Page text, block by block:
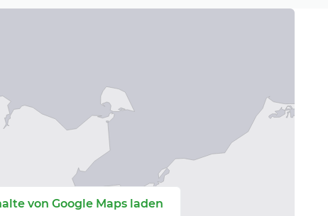
Angebot bietet jede Menge Service:
einzahlen, Kontoauszüge drucken,
verwalten. In den meisten SB-
Uhr.
Anliegen:
verdienen besondere Beratung: Unser Private
Vermögensberatung mit nachhaltigen
Die Kombination aus lokaler Verbundenheit
Wertschöpfung macht Private Banking so
Anliegen steht in jeder Lebenslage im
von Google Maps laden